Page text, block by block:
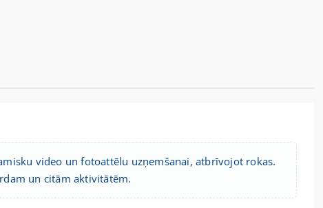
video un fotoattēlu uzņemšanai, atbrīvojot rokas.
un citām aktivitātēm.